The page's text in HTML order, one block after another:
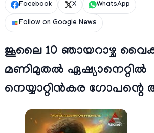
Facebook X WhatsApp
Follow on Google News
ജൂലൈ 10 ഞായറാഴ്ച
മണിമുതൽ ഏഷ്യാനെറ്റിൽ
നെയ്യാറ്റിൻകര ഗോപന്റെ